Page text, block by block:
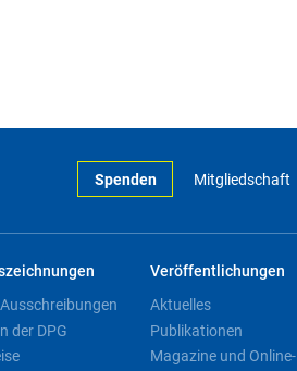
Spenden Mitgliedschaft
der DPG
Veröffentlichungen
Aktuelles
Publikationen
Magazine und Online-